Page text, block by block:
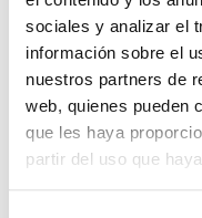
sociales y analizar el
información sobre el
nuestros partners de
web, quienes pueden
que les haya
partir del uso que